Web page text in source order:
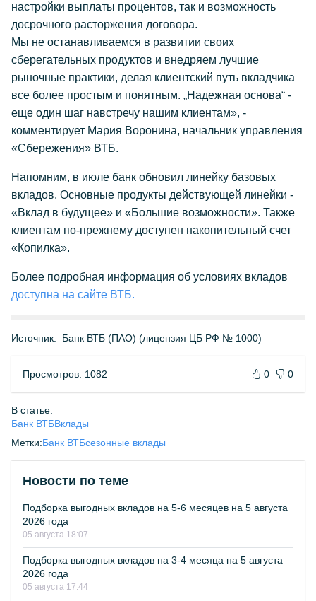
настройки выплаты процентов, так и возможность
досрочного расторжения договора.
Мы не останавливаемся в развитии своих
сберегательных продуктов и внедряем лучшие
рыночные практики, делая клиентский путь вкладчика
все более простым и понятным. „Надежная основа“ -
еще один шаг навстречу нашим клиентам», -
комментирует Мария Воронина, начальник управления
«Сбережения» ВТБ.
Напомним, в июле банк обновил линейку базовых
вкладов. Основные продукты действующей линейки -
«Вклад в будущее» и «Большие возможности». Также
клиентам по-прежнему доступен накопительный счет
«Копилка».
Более подробная информация об условиях вкладов
доступна на сайте ВТБ.
Источник: Банк ВТБ (ПАО) (лицензия ЦБ РФ № 1000)
Просмотров: 1082 0 0
В статье:
Банк ВТБВклады
Метки:Банк ВТБсезонные вклады
Новости по теме
Подборка выгодных вкладов на 5-6 месяцев на 5 августа
2026 года
05 августа 18:07
Подборка выгодных вкладов на 3-4 месяца на 5 августа
2026 года
05 августа 17:44